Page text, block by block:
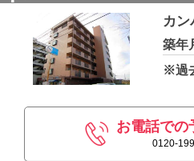
カン
築年
※過
お電話での
0120-